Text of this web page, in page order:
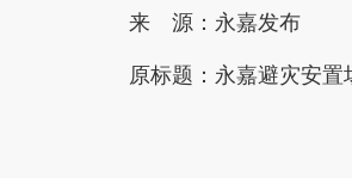
来 源：永嘉发布
原标题： 永嘉避灾安置